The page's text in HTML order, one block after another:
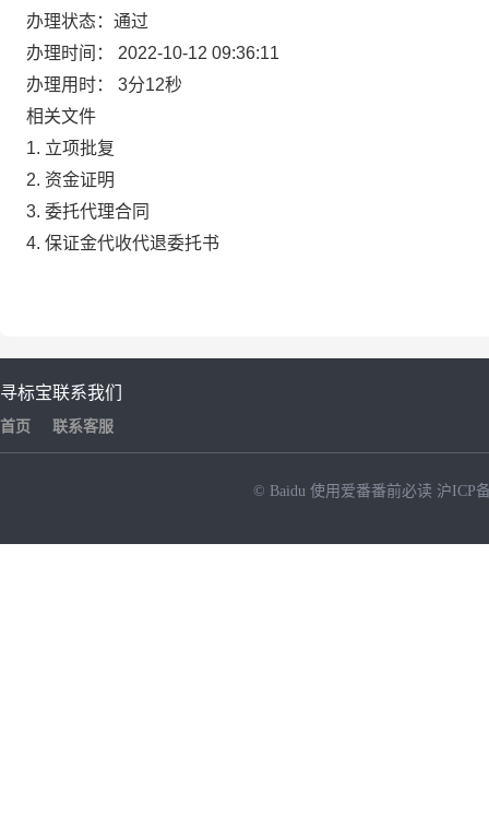
办理状态： 通过
办理时间： 2022-10-12 09:36:11
办理用时： 3分12秒
相关文件
1. 立项批复
2. 资金证明
3. 委托代理合同
4. 保证金代收代退委托书
寻标宝
首页
联系我们
联系客服
© Baidu 使用爱番番前必读 沪ICP